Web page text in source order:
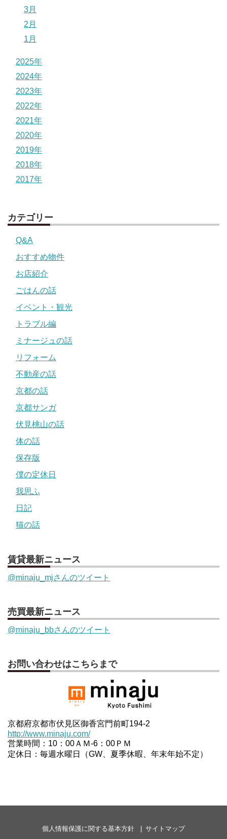
3月
2月
1月
2025年
2024年
2023年
2022年
2021年
2020年
2019年
2018年
2017年
カテゴリー
Q&A
おすすめ物件
お店紹介
ごはんの話
イベント・観光
トラブル編
ミナージュの話
リフォーム
不動産の話
京都の話
京都サンガ
伏見桃山の話
体の話
保存版
僕の定休日
我思ふ
日記
猫の話
賃貸最新ニュース
@minaju_mjさんのツイート
売買最新ニュース
@minaju_bbさんのツイート
お問い合わせはこちらまで
京都府京都市伏見区御香宮門前町194-2
http://www.minaju.com/
営業時間：10：00ＡＭ-6：00ＰＭ
定休日：毎週水曜日（GW、夏季休暇、年末年始不定）
個人情報保護に関する基本方針 サイトマップ